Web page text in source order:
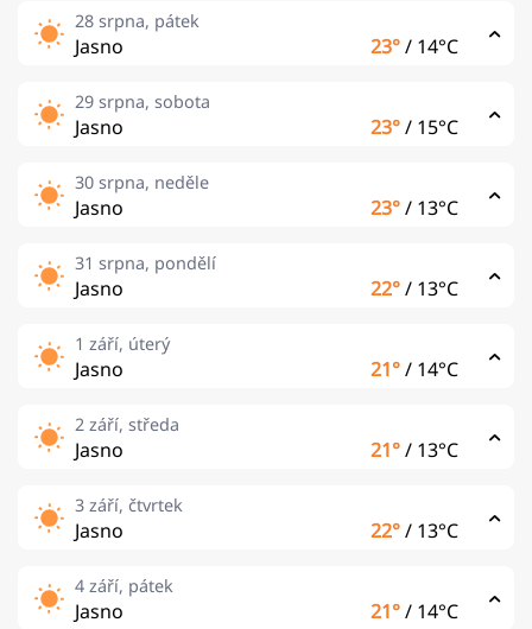
28 srpna, pátek
Jasno 23°/ 14°C
29 srpna, sobota
Jasno 23°/ 15°C
30 srpna, neděle
Jasno 23°/ 13°C
31 srpna, pondělí
Jasno 22°/ 13°C
1 září, úterý
Jasno 21°/ 14°C
2 září, středa
Jasno 21°/ 13°C
3 září, čtvrtek
Jasno 22°/ 13°C
4 září, pátek
Jasno 21°/ 14°C